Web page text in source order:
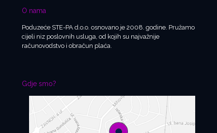
O nama
Poduzeće STE-PA d.o.o. osnovano je 2008. godine. Pružamo
cijeli niz poslovnih usluga, od kojih su najvažnije
računovodstvo i obračun plaća.
Gdje smo?